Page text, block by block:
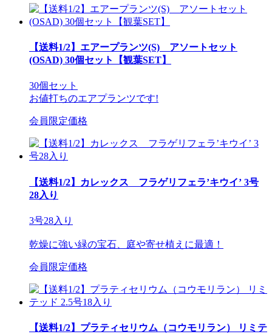
【送料1/2】エアープランツ(S) アソートセット
(OSAD) 30個セット【観葉SET】
30個セット
お値打ちのエアプランツです!
会員限定価格
【送料1/2】カレックス フラゲリフェラ’キウイ’ 3号
28入り
3号28入り
乾燥に強い緑の宝石、庭や寄せ植えに最適！
会員限定価格
【送料1/2】プラティセリウム（コウモリラン） リミテ